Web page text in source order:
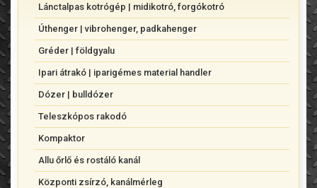
Lánctalpas kotrógép | midikotró, forgókotró
Úthenger | vibrohenger, padkahenger
Gréder | földgyalu
Ipari átrakó | iparigémes material handler
Dózer | bulldózer
Teleszkópos rakodó
Kompaktor
Allu őrlő és rostáló kanál
Központi zsírzó, kanálmérleg